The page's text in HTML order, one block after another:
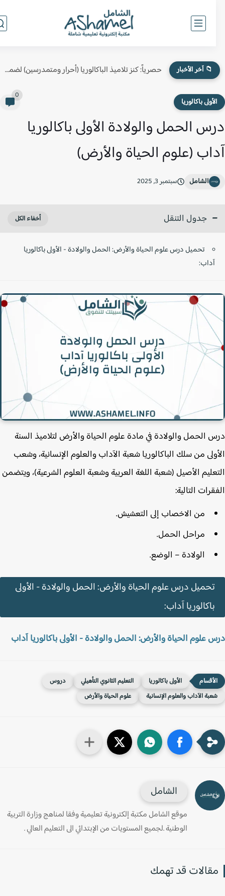
📁 آخر الأخبار حصرياً: كنز تلاميذ الباكالوريا (أحرار ومتمدرسين) لضمان النقطة الكاملة في...
باكالوريا
الحمل والولادة الأولى باكالوريا
(علوم الحياة والأرض)
الشامل سبتمبر 3, 2025
جدول التنقل
تحميل درس علوم الحياة والأرض: الحمل والولادة - الأولى باكالوريا
آداب:
الحمل والولادة في مادة علوم الحياة والأرض لتلاميذ السنة
من سلك الباكالوريا شعبة الآداب والعلوم الإنسانية، وشعب
الأصيل (شعبة اللغة العربية وشعبة العلوم الشرعية)، ويتضمن
التالية:
من الاخصاب إلى التعشيش.
مراحل الحمل.
الولادة – الوضع.
تحميل درس علوم الحياة والأرض: الحمل والولادة - الأولى
باكالوريا آداب:
علوم الحياة والأرض: الحمل والولادة - الأولى باكالوريا آداب
الأولى باكالوريا التعليم الثانوي التأهيلي
دروس
الآداب والعلوم الإنسانية
علوم الحياة والأرض
الشامل
موقع الشامل مكتبة إلكترونية تعليمية وفقا لمناهج وزارة التربية
الوطنية .لجميع المستويات من الإبتدائي الى التعليم العالي .
قد تهمك